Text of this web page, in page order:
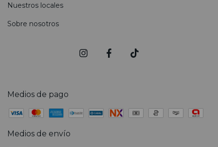
Nuestros locales
Sobre nosotros
Medios de pago
Medios de envío